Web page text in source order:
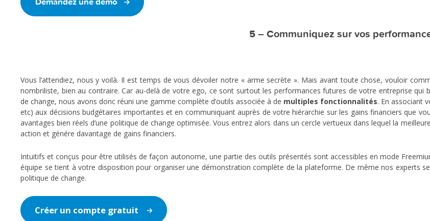
5 – Communiquez sur vos
Vous l’attendiez, nous y voilà. Il est temps de vous dévoiler notre « arme secrète ». Mais avant toute chose, vouloir
nombriliste, bien au contraire. Car au-delà de votre ego, ce sont surtout les performances futures de votre entreprise
de change, nous avons donc réuni une gamme complète d’outils associée à de multiples fonctionnalités. En associant
etc) aux décisions budgétaires importantes et en communiquant auprès de votre hiérarchie sur les gains financiers que
avantages bien réels d’une politique de change optimisée. Vous entrez alors dans un cercle vertueux dans lequel la
action et génére davantage de gains financiers.
Intuitifs et conçus pour être utilisés de façon autonome, une partie des outils présentés sont accessibles en mode
équipe se tient à votre disposition pour organiser une démonstration complète de la plateforme. De même nos experts
politique de change.
Créer un compte gratuit